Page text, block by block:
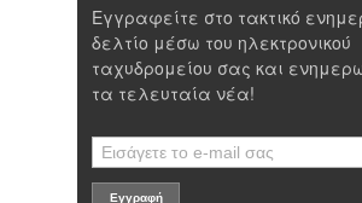
Εγγραφείτε στο τακτικό
δελτίο μέσω του ηλεκτρονικού
ταχυδρομείου σας και
τα τελευταία νέα!